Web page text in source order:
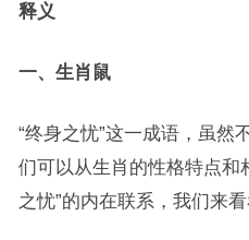
释义
一、生肖鼠
“终身之忧”这一成语，虽然
们可以从生肖的性格特点和
之忧”的内在联系，我们来看